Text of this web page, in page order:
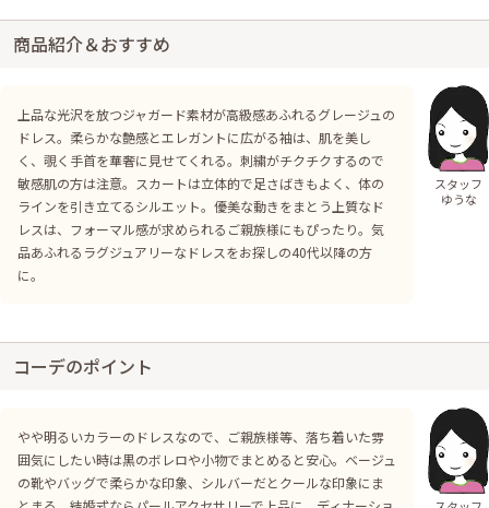
商品紹介＆おすすめ
上品な光沢を放つジャガード素材が高級感あふれるグレージュの
ドレス。柔らかな艶感とエレガントに広がる袖は、肌を美し
く、覗く手首を華奢に見せてくれる。刺繍がチクチクするので
敏感肌の方は注意。スカートは立体的で足さばきもよく、体の
ラインを引き立てるシルエット。優美な動きをまとう上質なド
レスは、フォーマル感が求められるご親族様にもぴったり。気
品あふれるラグジュアリーなドレスをお探しの40代以降の方
に。
スタッフ
ゆうな
コーデのポイント
やや明るいカラーのドレスなので、ご親族様等、落ち着いた雰
囲気にしたい時は黒のボレロや小物でまとめると安心。ベージュ
の靴やバッグで柔らかな印象、シルバーだとクールな印象にま